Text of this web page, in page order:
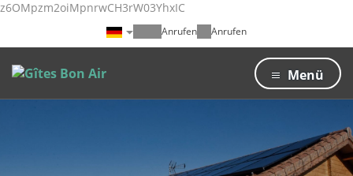
z6OMpzm2oiMpnrwCH3rW03YhxIC
Anrufen Anrufen
Menü